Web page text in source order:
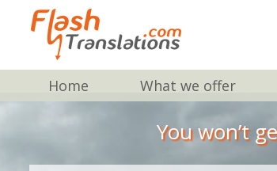
Home What we offer
You won’t